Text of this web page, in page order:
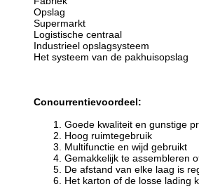
Opslag
Supermarkt
Logistische centraal
Industrieel opslagsysteem
Het systeem van de pakhuisopslag
Concurrentievoordeel:
1. Goede kwaliteit en gunstige
2. Hoog ruimtegebruik
3. Multifunctie en wijd gebruikt
4. Gemakkelijk te assembleren
5. De afstand van elke laag is
6. Het karton of de losse lading